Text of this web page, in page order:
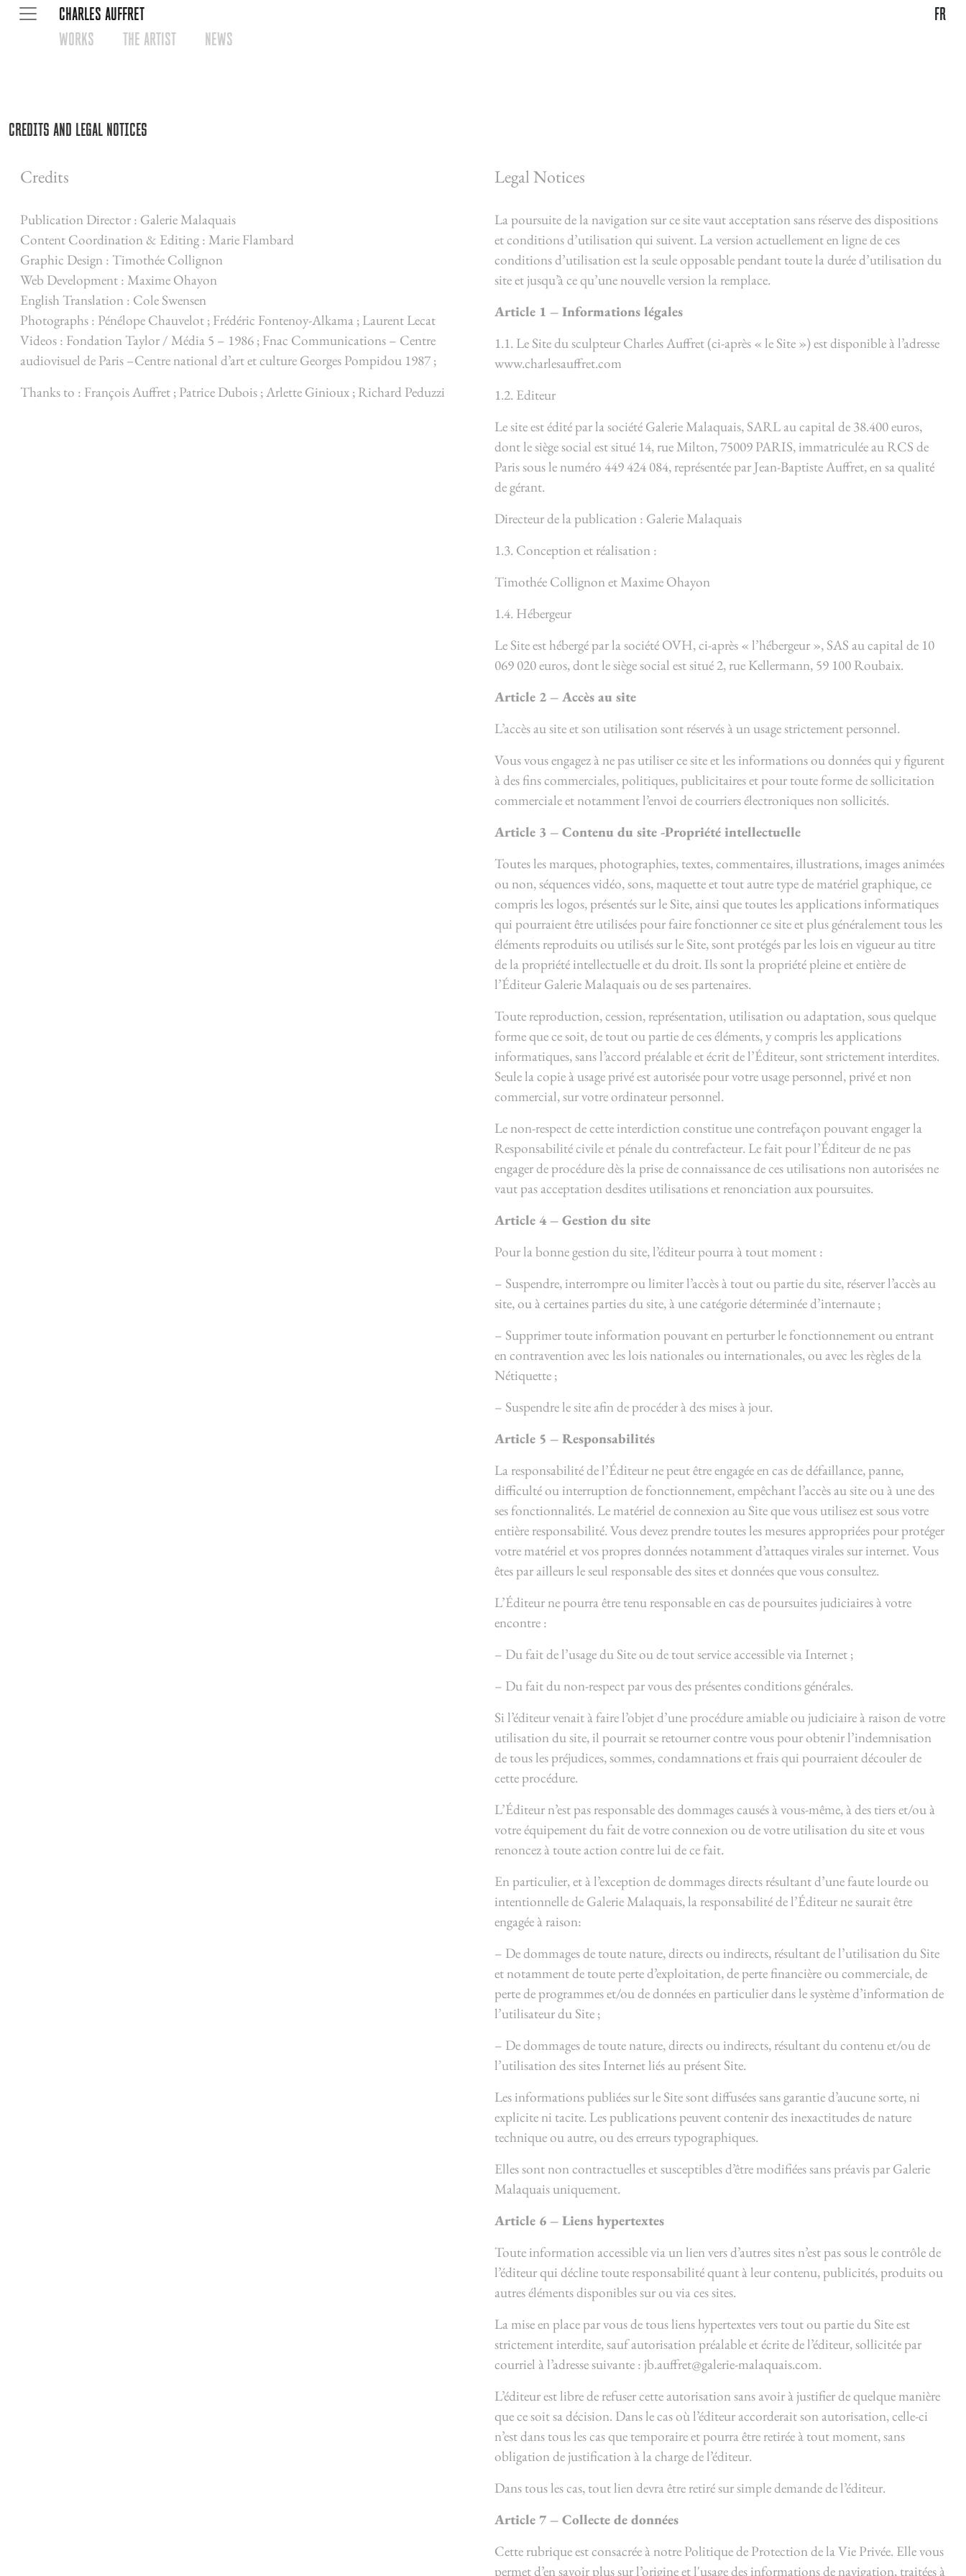
CHARLES AUFFRET
fr
WORKS
THE ARTIST NEWS
Credits and Legal Notices
Credits
Publication Director : Galerie Malaquais
Content Coordination & Editing : Marie Flambard
Graphic Design : Timothée Collignon
Web Development : Maxime Ohayon
English Translation : Cole Swensen
Photographs : Pénélope Chauvelot ; Frédéric Fontenoy-Alkama ; Laurent Lecat
Videos : Fondation Taylor / Média 5 – 1986 ; Fnac Communications – Centre
audiovisuel de Paris –Centre national d’art et culture Georges Pompidou 1987 ;
Thanks to : François Auffret ; Patrice Dubois ; Arlette Ginioux ; Richard Peduzzi
Legal Notices
La poursuite de la navigation sur ce site vaut acceptation sans réserve des dispositions
et conditions d’utilisation qui suivent. La version actuellement en ligne de ces
conditions d’utilisation est la seule opposable pendant toute la durée d’utilisation du
site et jusqu’à ce qu’une nouvelle version la remplace.
Article 1 – Informations légales
1.1. Le Site du sculpteur Charles Auffret (ci-après « le Site ») est disponible à l’adresse
www.charlesauffret.com
1.2. Editeur
Le site est édité par la société Galerie Malaquais, SARL au capital de 38.400 euros,
dont le siège social est situé 14, rue Milton, 75009 PARIS, immatriculée au RCS de
Paris sous le numéro 449 424 084, représentée par Jean-Baptiste Auffret, en sa qualité
de gérant.
Directeur de la publication : Galerie Malaquais
1.3. Conception et réalisation :
Timothée Collignon et Maxime Ohayon
1.4. Hébergeur
Le Site est hébergé par la société OVH, ci-après « l’hébergeur », SAS au capital de 10
069 020 euros, dont le siège social est situé 2, rue Kellermann, 59 100 Roubaix.
Article 2 – Accès au site
L’accès au site et son utilisation sont réservés à un usage strictement personnel.
Vous vous engagez à ne pas utiliser ce site et les informations ou données qui y figurent
à des fins commerciales, politiques, publicitaires et pour toute forme de sollicitation
commerciale et notamment l’envoi de courriers électroniques non sollicités.
Article 3 – Contenu du site -Propriété intellectuelle
Toutes les marques, photographies, textes, commentaires, illustrations, images animées
ou non, séquences vidéo, sons, maquette et tout autre type de matériel graphique, ce
compris les logos, présentés sur le Site, ainsi que toutes les applications informatiques
qui pourraient être utilisées pour faire fonctionner ce site et plus généralement tous les
éléments reproduits ou utilisés sur le Site, sont protégés par les lois en vigueur au titre
de la propriété intellectuelle et du droit. Ils sont la propriété pleine et entière de
l’Éditeur Galerie Malaquais ou de ses partenaires.
Toute reproduction, cession, représentation, utilisation ou adaptation, sous quelque
forme que ce soit, de tout ou partie de ces éléments, y compris les applications
informatiques, sans l’accord préalable et écrit de l’Éditeur, sont strictement interdites.
Seule la copie à usage privé est autorisée pour votre usage personnel, privé et non
commercial, sur votre ordinateur personnel.
Le non-respect de cette interdiction constitue une contrefaçon pouvant engager la
Responsabilité civile et pénale du contrefacteur. Le fait pour l’Éditeur de ne pas
engager de procédure dès la prise de connaissance de ces utilisations non autorisées ne
vaut pas acceptation desdites utilisations et renonciation aux poursuites.
Article 4 – Gestion du site
Pour la bonne gestion du site, l’éditeur pourra à tout moment :
– Suspendre, interrompre ou limiter l’accès à tout ou partie du site, réserver l’accès au
site, ou à certaines parties du site, à une catégorie déterminée d’internaute ;
– Supprimer toute information pouvant en perturber le fonctionnement ou entrant
en contravention avec les lois nationales ou internationales, ou avec les règles de la
Nétiquette ;
– Suspendre le site afin de procéder à des mises à jour.
Article 5 – Responsabilités
La responsabilité de l’Éditeur ne peut être engagée en cas de défaillance, panne,
difficulté ou interruption de fonctionnement, empêchant l’accès au site ou à une des
ses fonctionnalités. Le matériel de connexion au Site que vous utilisez est sous votre
entière responsabilité. Vous devez prendre toutes les mesures appropriées pour protéger
votre matériel et vos propres données notamment d’attaques virales sur internet. Vous
êtes par ailleurs le seul responsable des sites et données que vous consultez.
L’Éditeur ne pourra être tenu responsable en cas de poursuites judiciaires à votre
encontre :
– Du fait de l’usage du Site ou de tout service accessible via Internet ;
– Du fait du non-respect par vous des présentes conditions générales.
Si l’éditeur venait à faire l’objet d’une procédure amiable ou judiciaire à raison de votre
utilisation du site, il pourrait se retourner contre vous pour obtenir l’indemnisation
de tous les préjudices, sommes, condamnations et frais qui pourraient découler de
cette procédure.
L’Éditeur n’est pas responsable des dommages causés à vous-même, à des tiers et/ou à
votre équipement du fait de votre connexion ou de votre utilisation du site et vous
renoncez à toute action contre lui de ce fait.
En particulier, et à l’exception de dommages directs résultant d’une faute lourde ou
intentionnelle de Galerie Malaquais, la responsabilité de l’Éditeur ne saurait être
engagée à raison:
– De dommages de toute nature, directs ou indirects, résultant de l’utilisation du Site
et notamment de toute perte d’exploitation, de perte financière ou commerciale, de
perte de programmes et/ou de données en particulier dans le système d’information de
l’utilisateur du Site ;
– De dommages de toute nature, directs ou indirects, résultant du contenu et/ou de
l’utilisation des sites Internet liés au présent Site.
Les informations publiées sur le Site sont diffusées sans garantie d’aucune sorte, ni
explicite ni tacite. Les publications peuvent contenir des inexactitudes de nature
technique ou autre, ou des erreurs typographiques.
Elles sont non contractuelles et susceptibles d’être modifiées sans préavis par Galerie
Malaquais uniquement.
Article 6 – Liens hypertextes
Toute information accessible via un lien vers d’autres sites n’est pas sous le contrôle de
l’éditeur qui décline toute responsabilité quant à leur contenu, publicités, produits ou
autres éléments disponibles sur ou via ces sites.
La mise en place par vous de tous liens hypertextes vers tout ou partie du Site est
strictement interdite, sauf autorisation préalable et écrite de l’éditeur, sollicitée par
courriel à l’adresse suivante : jb.auffret@galerie-malaquais.com.
L’éditeur est libre de refuser cette autorisation sans avoir à justifier de quelque manière
que ce soit sa décision. Dans le cas où l’éditeur accorderait son autorisation, celle-ci
n’est dans tous les cas que temporaire et pourra être retirée à tout moment, sans
obligation de justification à la charge de l’éditeur.
Dans tous les cas, tout lien devra être retiré sur simple demande de l’éditeur.
Article 7 – Collecte de données
Cette rubrique est consacrée à notre Politique de Protection de la Vie Privée. Elle vous
permet d’en savoir plus sur l’origine et l'usage des informations de navigation, traitées à